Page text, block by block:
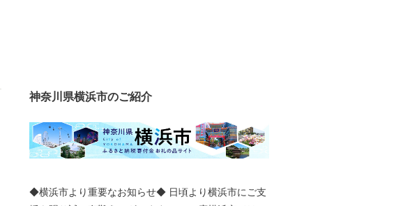
神奈川県横浜市のご紹介
◆横浜市より重要なお知らせ◆ 日頃より横浜市にご支